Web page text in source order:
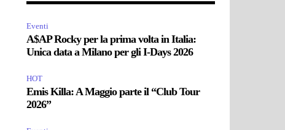
Eventi
A$AP Rocky per la prima volta in Italia:
Unica data a Milano per gli I-Days 2026
HOT
Emis Killa: A Maggio parte il “Club Tour
2026”